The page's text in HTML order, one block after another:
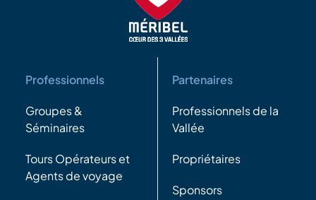
Professionnels
Groupes &
Séminaires
Tours Opérateurs et
Agents de voyage
Partenaires
Professionnels de la
Vallée
Propriétaires
Sponsors